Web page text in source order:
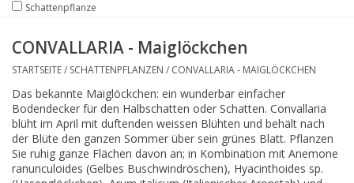
Neuigkeiten
Schattenpflanze
CONVALLARIA - Maiglöckchen
STARTSEITE/ SCHATTENPFLANZEN / CONVALLARIA - MAIGLÖCKCHEN
Das bekannte Maiglöckchen: ein wunderbar einfacher
Bodendecker für den Halbschatten oder Schatten. Convallaria
blüht im April mit duftenden weissen Blühten und behält nach
der Blüte den ganzen Sommer über sein grünes Blatt. Pflanzen
Sie ruhig ganze Flächen davon an; in Kombination mit Anemone
ranunculoides (Gelbes Buschwindröschen), Hyacinthoides sp.